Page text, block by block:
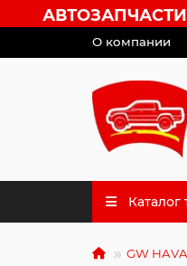
АВТОЗАПЧАСТИ
О компании
Каталог
GW